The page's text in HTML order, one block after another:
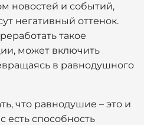
новостей и событий,
негативный оттенок.
такое
может включить
в равнодушного
что равнодушие – это и
есть способность